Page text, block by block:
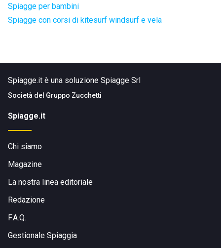
Spiagge per bambini
Spiagge con corsi di kitesurf windsurf e vela
Spiagge.it è una soluzione Spiagge Srl
Società del Gruppo Zucchetti
Spiagge.it
Chi siamo
Magazine
La nostra linea editoriale
Redazione
F.A.Q.
Gestionale Spiaggia